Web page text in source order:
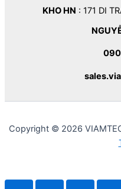
KHO HN : 171 DI
090
Copyright © 2026